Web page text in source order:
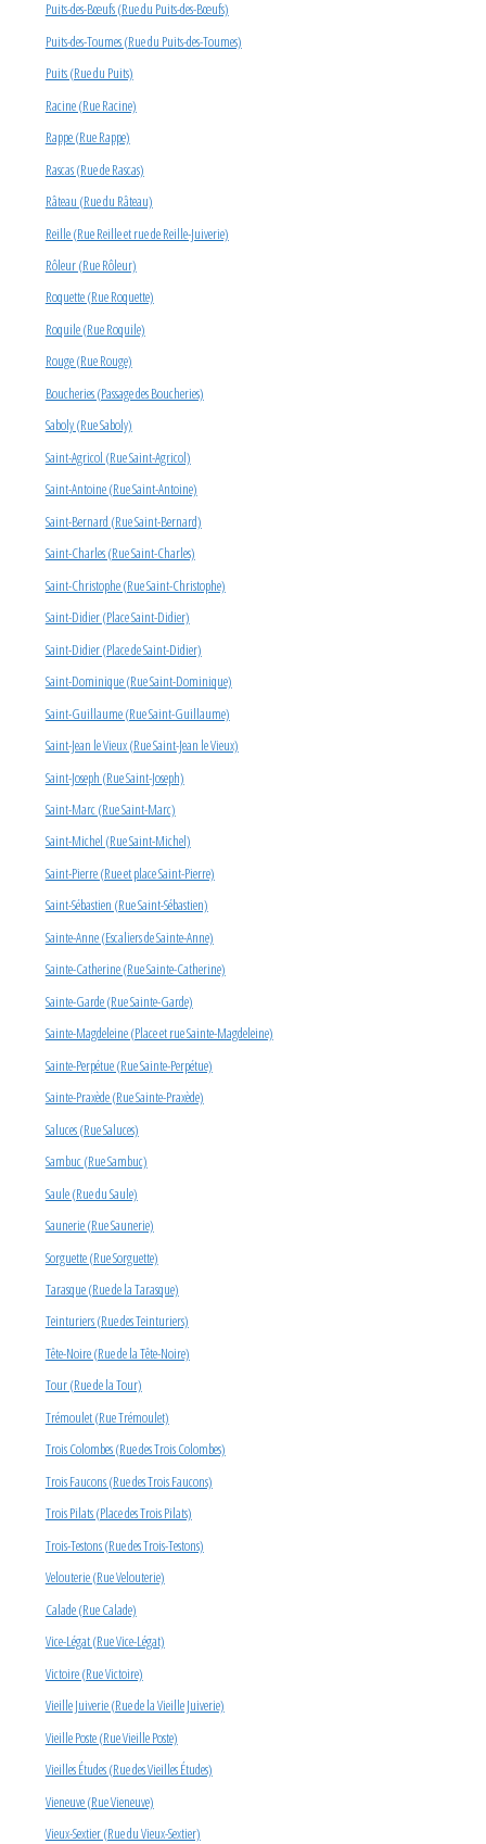
Puits-des-Bœufs (Rue du Puits-des-Bœufs)
Puits-des-Toumes (Rue du Puits-des-Toumes)
Puits (Rue du Puits)
Racine (Rue Racine)
Rappe (Rue Rappe)
Rascas (Rue de Rascas)
Râteau (Rue du Râteau)
Reille (Rue Reille et rue de Reille-Juiverie)
Rôleur (Rue Rôleur)
Roquette (Rue Roquette)
Roquile (Rue Roquile)
Rouge (Rue Rouge)
Boucheries (Passage des Boucheries)
Saboly (Rue Saboly)
Saint-Agricol (Rue Saint-Agricol)
Saint-Antoine (Rue Saint-Antoine)
Saint-Bernard (Rue Saint-Bernard)
Saint-Charles (Rue Saint-Charles)
Saint-Christophe (Rue Saint-Christophe)
Saint-Didier (Place Saint-Didier)
Saint-Didier (Place de Saint-Didier)
Saint-Dominique (Rue Saint-Dominique)
Saint-Guillaume (Rue Saint-Guillaume)
Saint-Jean le Vieux (Rue Saint-Jean le Vieux)
Saint-Joseph (Rue Saint-Joseph)
Saint-Marc (Rue Saint-Marc)
Saint-Michel (Rue Saint-Michel)
Saint-Pierre (Rue et place Saint-Pierre)
Saint-Sébastien (Rue Saint-Sébastien)
Sainte-Anne (Escaliers de Sainte-Anne)
Sainte-Catherine (Rue Sainte-Catherine)
Sainte-Garde (Rue Sainte-Garde)
Sainte-Magdeleine (Place et rue Sainte-Magdeleine)
Sainte-Perpétue (Rue Sainte-Perpétue)
Sainte-Praxède (Rue Sainte-Praxède)
Saluces (Rue Saluces)
Sambuc (Rue Sambuc)
Saule (Rue du Saule)
Saunerie (Rue Saunerie)
Sorguette (Rue Sorguette)
Tarasque (Rue de la Tarasque)
Teinturiers (Rue des Teinturiers)
Tête-Noire (Rue de la Tête-Noire)
Tour (Rue de la Tour)
Trémoulet (Rue Trémoulet)
Trois Colombes (Rue des Trois Colombes)
Trois Faucons (Rue des Trois Faucons)
Trois Pilats (Place des Trois Pilats)
Trois-Testons (Rue des Trois-Testons)
Velouterie (Rue Velouterie)
Calade (Rue Calade)
Vice-Légat (Rue Vice-Légat)
Victoire (Rue Victoire)
Vieille Juiverie (Rue de la Vieille Juiverie)
Vieille Poste (Rue Vieille Poste)
Vieilles Études (Rue des Vieilles Études)
Vieneuve (Rue Vieneuve)
Vieux-Sextier (Rue du Vieux-Sextier)